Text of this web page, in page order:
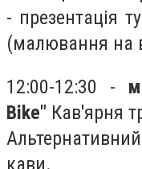
- презентація
(малювання на
12:00-12:30 -
Bike" Кав'ярня
кави.